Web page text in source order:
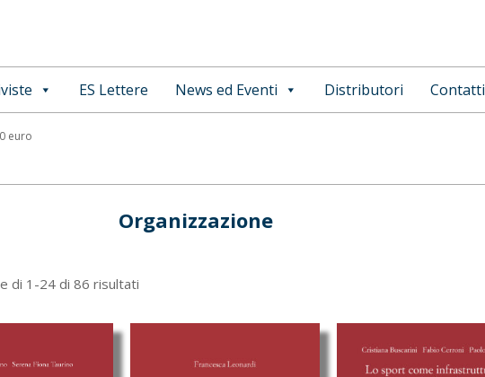
Primary
ES Lettere News ed Eventi Distributori Contatti
euro
Organizzazione
di 1-24 di 86 risultatiOrdina
base